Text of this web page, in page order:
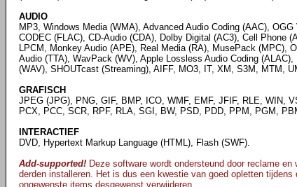
AUDIO
MP3, Windows Media (WMA), Advanced Audio Coding (AAC),
CODEC (FLAC), CD-Audio (CDA), Dolby Digital (AC3), Cell Phone
LPCM, Monkey Audio (APE), Real Media (RA), MusePack (MPC),
Audio (TTA), WavPack (WV), Apple Lossless Audio Coding
(WAV), SHOUTcast (Streaming), AIFF, MO3, IT, XM, S3M, MTM,
GRAFISCH
JPEG (JPG), PNG, GIF, BMP, ICO, WMF, EMF, JFIF, RLE, WIN,
PCX, PCC, SCR, RPF, RLA, SGI, BW, PSD, PDD, PPM, PGM,
INTERACTIEF
DVD, Hypertext Markup Language (HTML), Flash (SWF).
Add-supported! Deze software wordt ondersteund door reclame
derden installeren. Het is dus een kwestie van goed opletten
ongewenste items desgewenst verwijderen.